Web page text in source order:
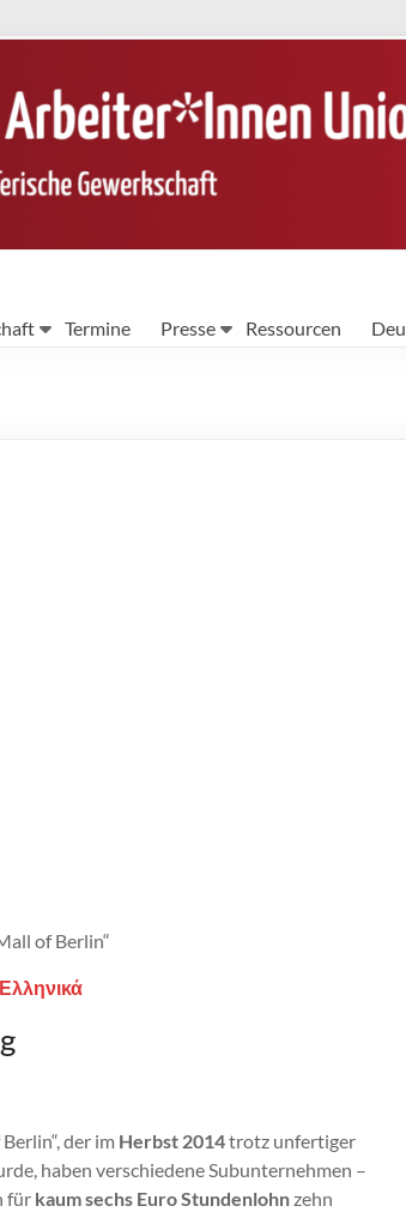
Termine Presse Ressourcen
of Berlin“
Ελληνικά
der im Herbst 2014trotz unfertiger
haben verschiedene Subunternehmen –
für kaum sechs Euro Stundenlohnzehn